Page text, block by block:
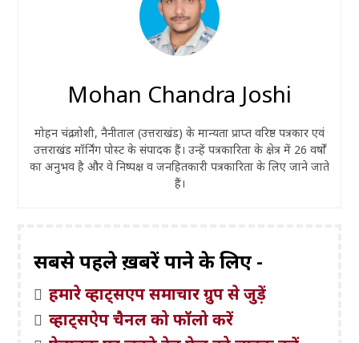
Mohan Chandra Joshi
मोहन चंद्र जोशी, नैनीताल (उत्तराखंड) के मान्यता प्राप्त वरिष्ठ पत्रकार एवं
उत्तराखंड मॉर्निंग पोस्ट के संपादक हैं। उन्हें पत्रकारिता के क्षेत्र में 26 वर्षों
का अनुभव है और वे निष्पक्ष व जनहितकारी पत्रकारिता के लिए जाने जाते
हैं।
सबसे पहले ख़बरें पाने के लिए -
हमारे व्हाट्सएप समाचार ग्रुप से जुड़ें
व्हाट्सऐप चैनल को फॉलो करें